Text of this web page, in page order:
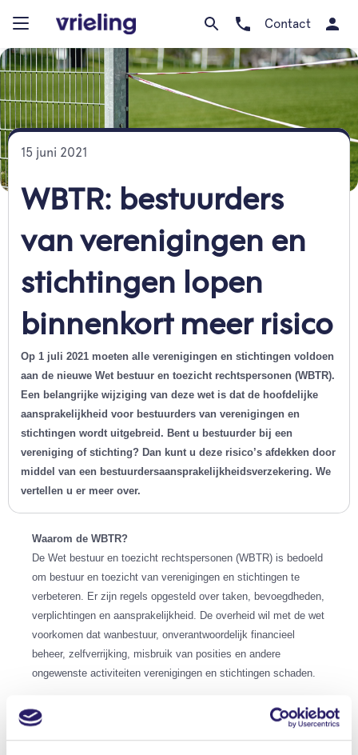
Contact
15 juni 2021
WBTR: bestuurders
van verenigingen en
stichtingen lopen
binnenkort meer risico
Op 1 juli 2021 moeten alle verenigingen en stichtingen voldoen
aan de nieuwe Wet bestuur en toezicht rechtspersonen (WBTR).
Een belangrijke wijziging van deze wet is dat de hoofdelijke
aansprakelijkheid voor bestuurders van verenigingen en
stichtingen wordt uitgebreid. Bent u bestuurder bij een
vereniging of stichting? Dan kunt u deze risico’s afdekken door
middel van een bestuurdersaansprakelijkheidsverzekering. We
vertellen u er meer over.
Waarom de WBTR?
De Wet bestuur en toezicht rechtspersonen (WBTR) is bedoeld
om bestuur en toezicht van verenigingen en stichtingen te
verbeteren. Er zijn regels opgesteld over taken, bevoegdheden,
verplichtingen en aansprakelijkheid. De overheid wil met de wet
voorkomen dat wanbestuur, onverantwoordelijk financieel
beheer, zelfverrijking, misbruik van posities en andere
ongewenste activiteiten verenigingen en stichtingen schaden.
Hulp bij het voldoen aan alle regels
De wet gaat misstanden tegen door procedures en